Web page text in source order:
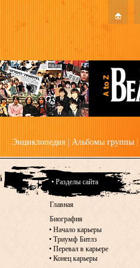
Энциклопедия Альбомы группы
• Разделы сайта
Главная
Биография
• Начало карьеры
• Триумф Битлз
• Перевал в карьере
• Конец карьеры